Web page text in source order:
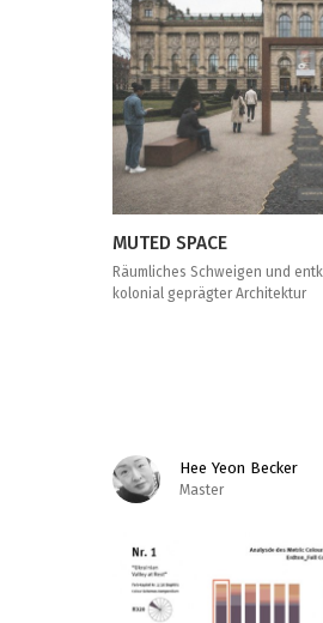
MUTED SPACE
Räumliches Schweigen und
kolonial geprägter Architektur
Hee Yeon Becker
Master